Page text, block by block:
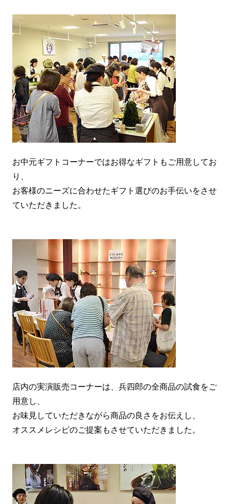
お中元ギフトコーナーではお得なギフトもご用意してお
り、
お客様のニーズに合わせたギフト選びのお手伝いをさせ
ていただきました。
店内の実演販売コーナーは、兵四郎の全商品の試食をご
用意し、
お味見していただきながら商品の良さをお伝えし、
オススメレシピのご提案もさせていただきました。